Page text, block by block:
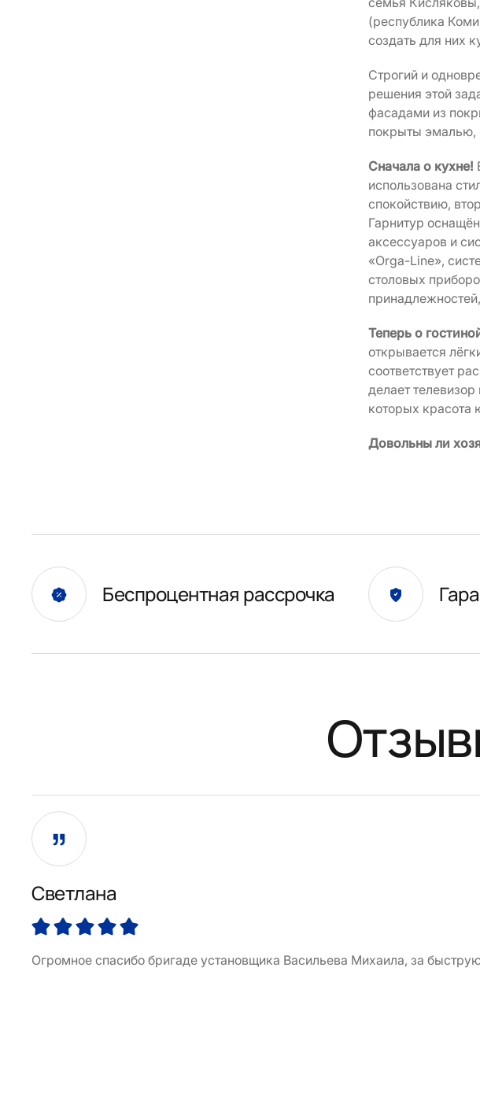
(республика
создать для них
Строгий и
решения этой
фасадами из
покрыты эмалью,
Сначала о кухне!
использована
спокойствию,
Гарнитур
аксессуаров и
«Orga-Line»,
столовых
Теперь о
открывается
соответствует
делает
которых красота
Довольны ли
Беспроцентная рассрочка
Светлана
Огромное спасибо бригаде установщика Васильева Михаила, за